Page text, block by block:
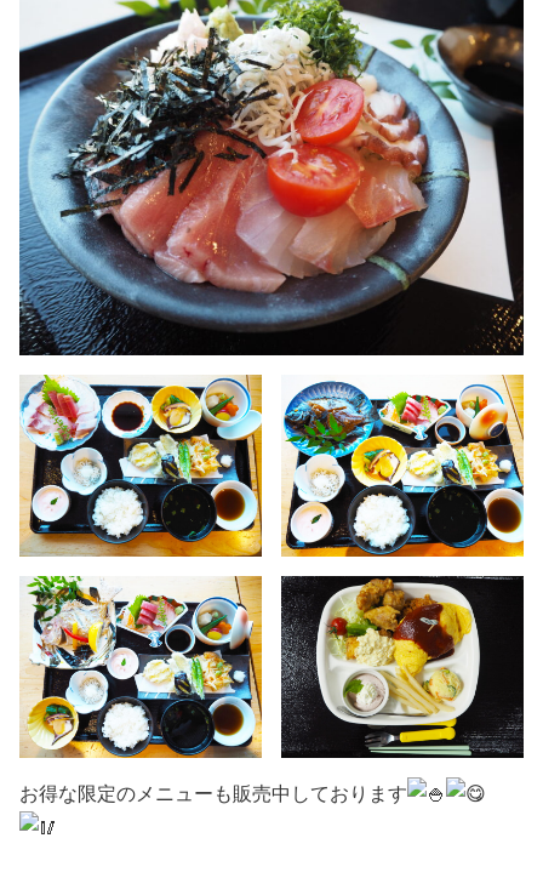
お得な限定のメニューも販売中しております